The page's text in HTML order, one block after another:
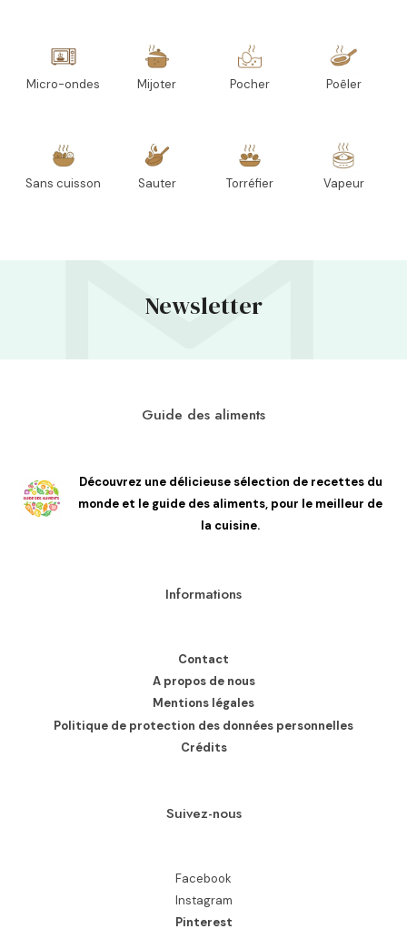
Micro-ondes Mijoter Pocher Poêler
Sans cuisson Sauter Torréfier Vapeur
Newsletter
Guide des aliments
Découvrez une délicieuse sélection de recettes du
monde et le guide des aliments, pour le meilleur de
la cuisine.
Informations
Contact
A propos de nous
Mentions légales
Politique de protection des données personnelles
Crédits
Suivez-nous
Facebook
Instagram
Pinterest